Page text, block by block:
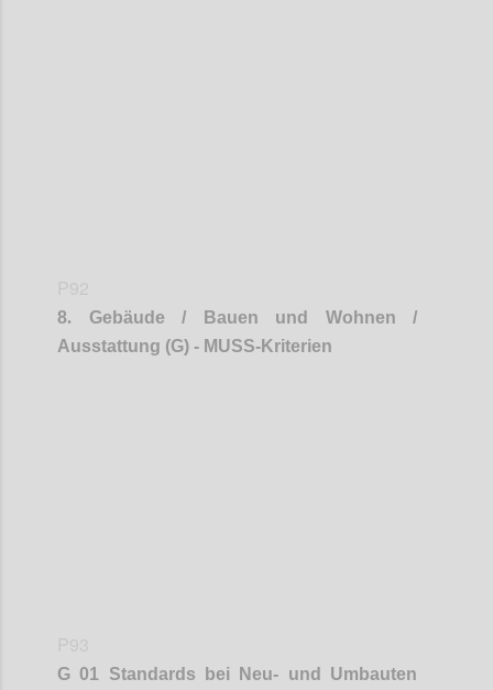
8. Gebäude / Bauen und Wohnen /
Ausstattung (G) - MUSS-Kriterien
G 01 Standards bei Neu- und Umbauten